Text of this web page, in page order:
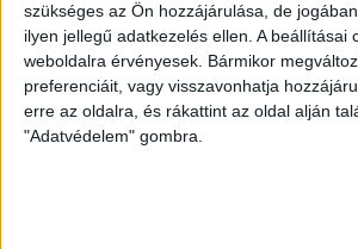
szükséges az Ön hozzájárulása, de
ilyen jellegű adatkezelés ellen. A beállításai
weboldalra érvényesek. Bármikor
preferenciáit, vagy visszavonhatja
erre az oldalra, és rákattint az oldal alján
"Adatvédelem" gombra.